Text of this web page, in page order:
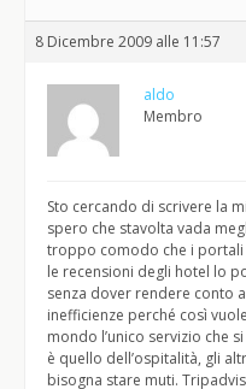
8 Dicembre 2009 alle 11:57
aldo
Membro
Sto cercando di scrivere la
spero che stavolta vada
troppo comodo che i portali
le recensioni degli hotel lo
senza dover rendere conto
inefficienze perché così
mondo l’unico servizio che
è quello dell’ospitalità, gli
bisogna stare muti.